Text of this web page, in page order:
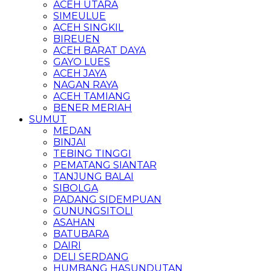
ACEH UTARA
SIMEULUE
ACEH SINGKIL
BIREUEN
ACEH BARAT DAYA
GAYO LUES
ACEH JAYA
NAGAN RAYA
ACEH TAMIANG
BENER MERIAH
SUMUT
MEDAN
BINJAI
TEBING TINGGI
PEMATANG SIANTAR
TANJUNG BALAI
SIBOLGA
PADANG SIDEMPUAN
GUNUNGSITOLI
ASAHAN
BATUBARA
DAIRI
DELI SERDANG
HUMBANG HASUNDUTAN